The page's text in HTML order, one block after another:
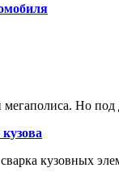
Но
кузовных